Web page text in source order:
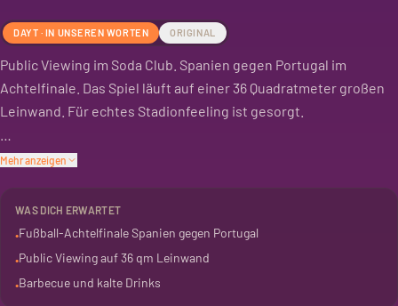
DAYT · IN UNSEREN WORTEN ORIGINAL
Public Viewing im Soda Club. Spanien gegen Portugal im
Achtelfinale. Das Spiel läuft auf einer 36 Quadratmeter großen
Leinwand. Für echtes Stadionfeeling ist gesorgt.
Kalte Getränke gibt es an der Bar. Wer hungrig ist, findet
Tickets gibt es online im Vorverkauf. Auch an der Abendkasse
sind noch Karten erhältlich. Wer mit dem Auto kommt, nutzt das
Mehr anzeigen
WAS DICH ERWARTET
•Fußball-Achtelfinale Spanien gegen Portugal
•Public Viewing auf 36 qm Leinwand
•Barbecue und kalte Drinks